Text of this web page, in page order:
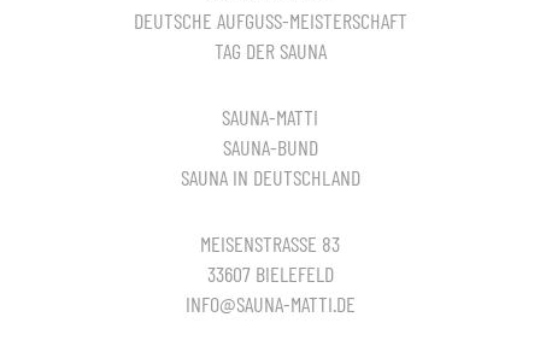
DEUTSCHE AUFGUSS-MEISTERSCHAFT
TAG DER SAUNA
SAUNA-MATTI
SAUNA-BUND
SAUNA IN DEUTSCHLAND
MEISENSTRASSE 83
33607 BIELEFELD
INFO@SAUNA-MATTI.DE